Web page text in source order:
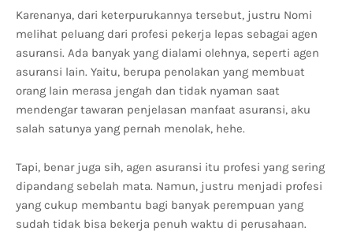
Karenanya, dari keterpurukannya tersebut, justru Nomi
melihat peluang dari profesi pekerja lepas sebagai agen
asuransi. Ada banyak yang dialami olehnya, seperti agen
asuransi lain. Yaitu, berupa penolakan yang membuat
orang lain merasa jengah dan tidak nyaman saat
mendengar tawaran penjelasan manfaat asuransi, aku
salah satunya yang pernah menolak, hehe.
Tapi, benar juga sih, agen asuransi itu profesi yang sering
dipandang sebelah mata. Namun, justru menjadi profesi
yang cukup membantu bagi banyak perempuan yang
sudah tidak bisa bekerja penuh waktu di perusahaan.